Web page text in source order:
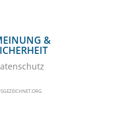
&